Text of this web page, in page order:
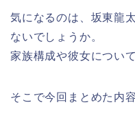
気になるのは、坂東龍
ないでしょうか。
家族構成や彼女につい
そこで今回まとめた内